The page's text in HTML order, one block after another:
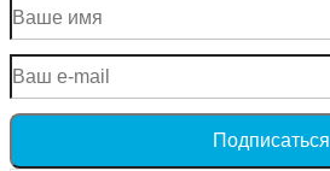
Подписаться